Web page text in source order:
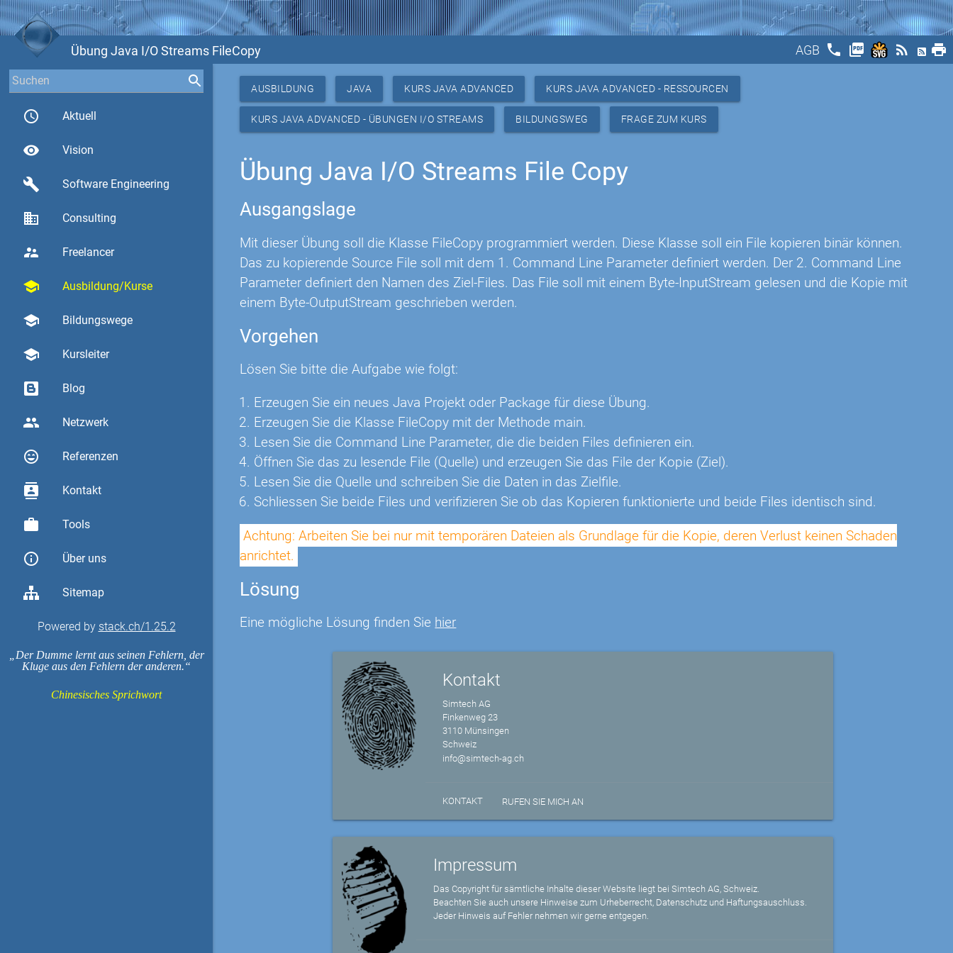
Übung Java I/O Streams FileCopy AGB phone picture_as_pdf rss_feed print
access_time Aktuell
visibility Vision
build Software Engineering
business Consulting
supervisor_account Freelancer
school Ausbildung/Kurse
school Bildungswege
school Kursleiter
Blog
group Netzwerk
sentiment_very_satisfied Referenzen
contacts Kontakt
work Tools
info_outline Über uns
Sitemap
Powered by stack.ch/1.25.2
Der Dumme lernt aus seinen Fehlern, der
Kluge aus den Fehlern der anderen.
Chinesisches Sprichwort
AUSBILDUNG JAVA KURS JAVA ADVANCED KURS JAVA ADVANCED - RESSOURCEN
KURS JAVA ADVANCED - ÜBUNGEN I/O STREAMS BILDUNGSWEG FRAGE ZUM KURS
Übung Java I/O Streams File Copy
Ausgangslage
Mit dieser Übung soll die Klasse FileCopy programmiert werden. Diese Klasse soll ein File kopieren binär können.
Das zu kopierende Source File soll mit dem 1. Command Line Parameter definiert werden. Der 2. Command Line
Parameter definiert den Namen des Ziel-Files. Das File soll mit einem Byte-InputStream gelesen und die Kopie mit
einem Byte-OutputStream geschrieben werden.
Vorgehen
Lösen Sie bitte die Aufgabe wie folgt:
Erzeugen Sie ein neues Java Projekt oder Package für diese Übung.
Erzeugen Sie die Klasse FileCopy mit der Methode main.
Lesen Sie die Command Line Parameter, die die beiden Files definieren ein.
Öffnen Sie das zu lesende File (Quelle) und erzeugen Sie das File der Kopie (Ziel).
Lesen Sie die Quelle und schreiben Sie die Daten in das Zielfile.
Schliessen Sie beide Files und verifizieren Sie ob das Kopieren funktionierte und beide Files identisch sind.
Achtung: Arbeiten Sie bei nur mit temporären Dateien als Grundlage für die Kopie, deren Verlust keinen Schaden
anrichtet.
Lösung
Eine mögliche Lösung finden Sie hier
Kontakt
Simtech AG
Finkenweg 23
3110 Münsingen
Schweiz
info@simtech-ag.ch
KONTAKT RUFEN SIE MICH AN
Impressum
Das Copyright für sämtliche Inhalte dieser Website liegt bei Simtech AG, Schweiz.
Beachten Sie auch unsere Hinweise zum Urheberrecht, Datenschutz und Haftungsauschluss.
Jeder Hinweis auf Fehler nehmen wir gerne entgegen.